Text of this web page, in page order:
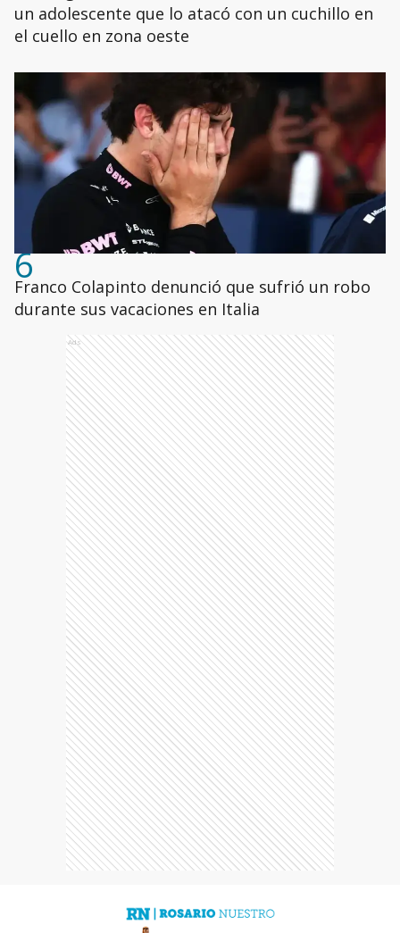
un adolescente que lo atacó con un cuchillo en
el cuello en zona oeste
6
Franco Colapinto denunció que sufrió un robo
durante sus vacaciones en Italia
Ads